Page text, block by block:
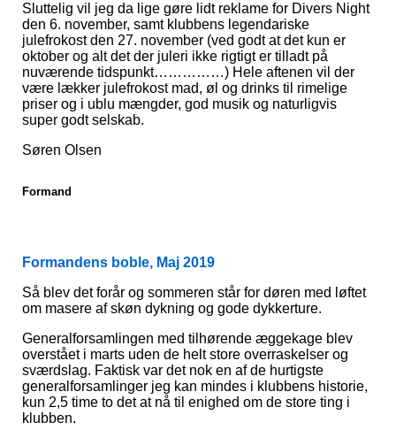
Sluttelig vil jeg da lige gøre lidt reklame for Divers Night
den 6. november, samt klubbens legendariske
julefrokost den 27. november (ved godt at det kun er
oktober og alt det der juleri ikke rigtigt er tilladt på
nuværende tidspunkt……………) Hele aftenen vil der
være lækker julefrokost mad, øl og drinks til rimelige
priser og i ublu mængder, god musik og naturligvis
super godt selskab.
Søren Olsen
Formand
Formandens boble, Maj 2019
Så blev det forår og sommeren står for døren med løftet
om masere af skøn dykning og gode dykkerture.
Generalforsamlingen med tilhørende æggekage blev
overstået i marts uden de helt store overraskelser og
sværdslag. Faktisk var det nok en af de hurtigste
generalforsamlinger jeg kan mindes i klubbens historie,
kun 2,5 time to det at nå til enighed om de store ting i
klubben.